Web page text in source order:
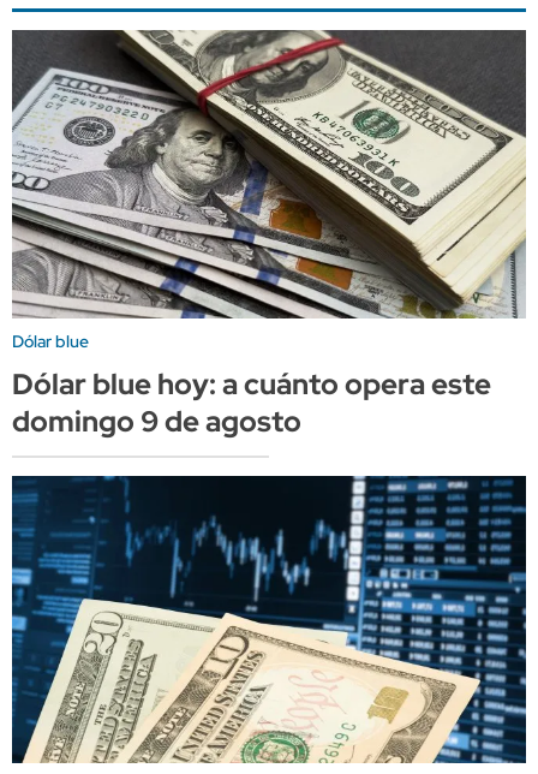
Dólar blue
Dólar blue hoy: a cuánto opera este
domingo 9 de agosto